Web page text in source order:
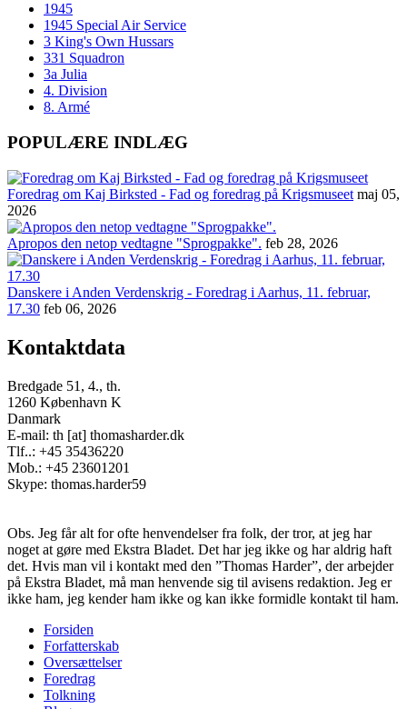
1945
1945 Special Air Service
3 King's Own Hussars
331 Squadron
3a Julia
4. Division
8. Armé
POPULÆRE INDLÆG
Foredrag om Kaj Birksted - Fad og foredrag på Krigsmuseet maj 05,
2026
Apropos den netop vedtagne "Sprogpakke". feb 28, 2026
Danskere i Anden Verdenskrig - Foredrag i Aarhus, 11. februar,
17.30 feb 06, 2026
Kontaktdata
Bredgade 51, 4., th.
1260 København K
Danmark
E-mail: th [at] thomasharder.dk
Tlf..: +45 35436220
Mob.: +45 23601201
Skype: thomas.harder59
Obs. Jeg får alt for ofte henvendelser fra folk, der tror, at jeg har
noget at gøre med Ekstra Bladet. Det har jeg ikke og har aldrig haft
det. Hvis man vil i kontakt med den ”Thomas Harder”, der arbejder
på Ekstra Bladet, må man henvende sig til avisens redaktion. Jeg er
ikke ham, jeg kender ham ikke og kan ikke formidle kontakt til ham.
Footer
menu
Forsiden
Forfatterskab
Oversættelser
Foredrag
Tolkning